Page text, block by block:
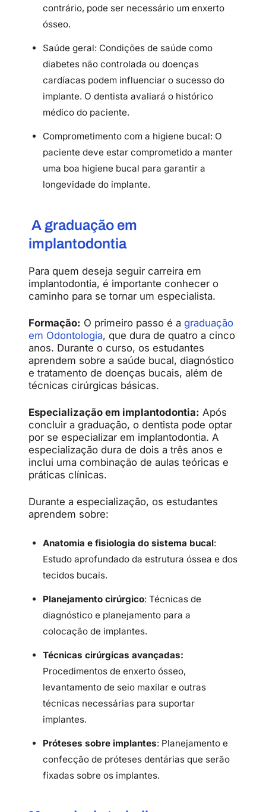
contrário, pode ser necessário um enxerto
ósseo.
Saúde geral: Condições de saúde como
diabetes não controlada ou doenças
cardíacas podem influenciar o sucesso do
implante. O dentista avaliará o histórico
médico do paciente.
Comprometimento com a higiene bucal: O
paciente deve estar comprometido a manter
uma boa higiene bucal para garantir a
longevidade do implante.
A graduação em
implantodontia
Para quem deseja seguir carreira em
implantodontia, é importante conhecer o
caminho para se tornar um especialista.
Formação: O primeiro passo é a graduação
em Odontologia, que dura de quatro a cinco
anos. Durante o curso, os estudantes
aprendem sobre a saúde bucal, diagnóstico
e tratamento de doenças bucais, além de
técnicas cirúrgicas básicas.
Especialização em implantodontia: Após
concluir a graduação, o dentista pode optar
por se especializar em implantodontia. A
especialização dura de dois a três anos e
inclui uma combinação de aulas teóricas e
práticas clínicas.
Durante a especialização, os estudantes
aprendem sobre:
Anatomia e fisiologia do sistema bucal:
Estudo aprofundado da estrutura óssea e dos
tecidos bucais.
Planejamento cirúrgico: Técnicas de
diagnóstico e planejamento para a
colocação de implantes.
Técnicas cirúrgicas avançadas:
Procedimentos de enxerto ósseo,
levantamento de seio maxilar e outras
técnicas necessárias para suportar
implantes.
Próteses sobre implantes: Planejamento e
confecção de próteses dentárias que serão
fixadas sobre os implantes.